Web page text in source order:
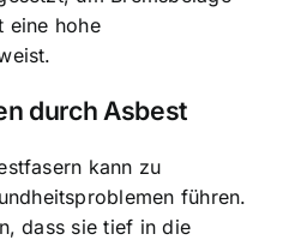
eine hohe
durch Asbest
kann zu
führen.
dass sie tief in die